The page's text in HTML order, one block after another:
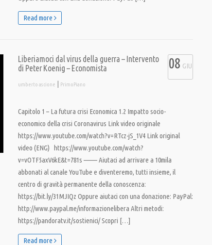
Read more
Liberiamoci dal virus della guerra – Intervento
di Peter Koenig – Economista
umberto ascione | PrimoPiano
08 GIU
Capitolo 1 – La futura crisi Economica 1.2 Impatto socio-
economico della crisi Coronavirus Link video originale
https://www.youtube.com/watch?v=RTcz-jS_1V4 Link original
video (ENG) https://www.youtube.com/watch?
v=vOTF5axV6kE&t=781s ——– Aiutaci ad arrivare a 10mila
abbonati al canale YouTube e diventeremo, tutti insieme, il
centro di gravità permanente della conoscenza:
https://bit.ly/31MJIQz Oppure aiutaci con una donazione: PayPal:
http://www.paypal.me/informazionelibera Altri metodi:
https://pandoratv.it/sostienici/ Scopri […]
Read more